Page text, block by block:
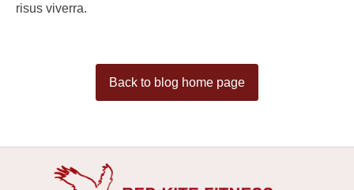
risus viverra.
Back to blog home page